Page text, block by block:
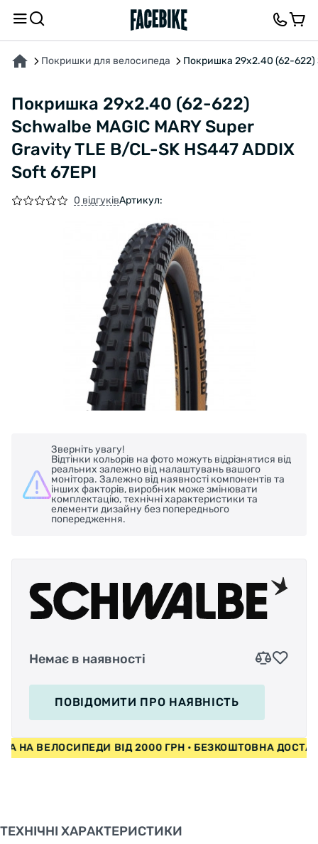
Покришки для велосипеда Покришка 29x2.40 (62-622)
Покришка 29x2.40 (62-622)
Schwalbe MAGIC MARY Super
Gravity TLE B/CL-SK HS447 ADDIX
Soft 67EPI
0 відгуківАртикул:
Зверніть увагу!
Відтінки кольорів на фото можуть відрізнятися від
реальних залежно від налаштувань вашого
монітора. Залежно від наявності компонентів та
інших факторів, виробник може змінювати
комплектацію, технічні характеристики та
елементи дизайну без попереднього
попередження.
Немає в наявності
ПОВІДОМИТИ ПРО НАЯВНІСТЬ
НА ВЕЛОСИПЕДИ ВІД 2000 ГРН • БЕЗКОШТОВНА
ТЕХНІЧНІ ХАРАКТЕРИСТИКИ
ПРО ТОВАР ХАРАКТЕРИСТИКИВІДГУКИ ТА ЗАПИТАННЯ